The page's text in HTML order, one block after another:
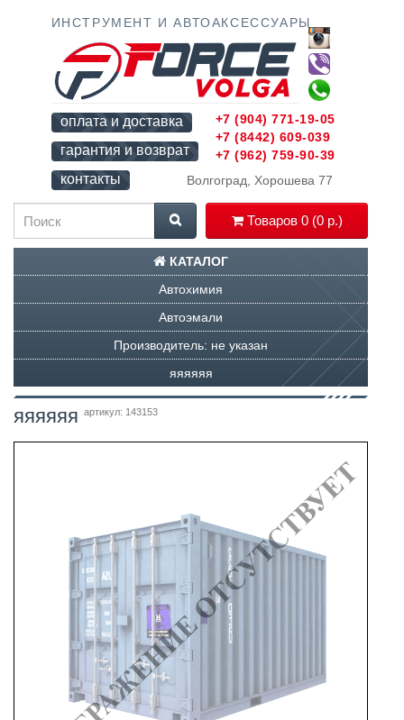
ИНСТРУМЕНТ И АВТОАКСЕССУАРЫ
оплата и доставка
гарантия и возврат
контакты
Волгоград, Хорошева 77
Товаров 0 (0 р.)
+7 (904) 771-19-05
+7 (8442) 609-039
+7 (962) 759-90-39
КАТАЛОГ
Автохимия
Автоэмали
Производитель: не указан
яяяяяя
яяяяяя артикул: 143153